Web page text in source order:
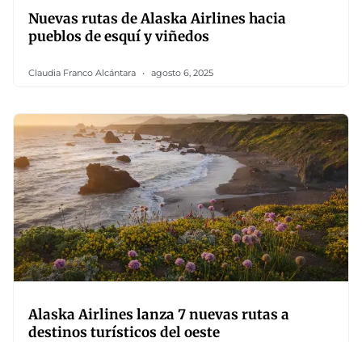
Nuevas rutas de Alaska Airlines hacia
pueblos de esquí y viñedos
Claudia Franco Alcántara agosto 6, 2025
Alaska Airlines lanza 7 nuevas rutas a
destinos turísticos del oeste